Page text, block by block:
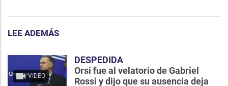
LEE ADEMÁS
VIDEO
DESPEDIDA
Orsi fue al velatorio de Gabriel
Rossi y dijo que su ausencia deja